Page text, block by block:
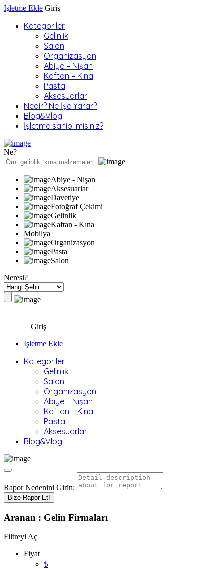
İşletme Ekle Giriş
Kategoriler
Gelinlik
Salon
Organizasyon
Abiye – Nişan
Kaftan – Kına
Pasta
Aksesuarlar
Nedir? Ne İşe Yarar?
Blog&Vlog
İşletme sahibi misiniz?
Ne?
Abiye - Nişan
Aksesuarlar
Davetiye
Fotoğraf Çekimi
Gelinlik
Kaftan - Kına
Mobilya
Organizasyon
Pasta
Salon
Neresi?
Giriş
İşletme Ekle
Kategoriler
Gelinlik
Salon
Organizasyon
Abiye – Nişan
Kaftan – Kına
Pasta
Aksesuarlar
Blog&Vlog
Rapor Nedenini Girin:
Bize Rapor Et!
Aranan : Gelin Firmaları
Filtreyi Aç
Fiyat
₺